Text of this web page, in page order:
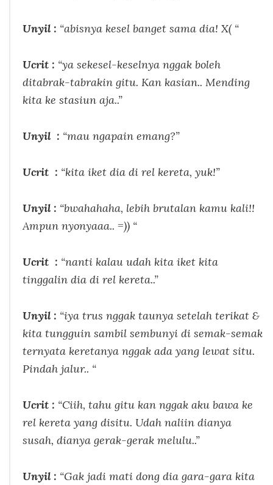
Unyil : “abisnya kesel banget sama dia! X( “
Ucrit : “ya sekesel-keselnya nggak boleh
ditabrak-tabrakin gitu. Kan kasian.. Mending
kita ke stasiun aja..”
Unyil : “mau ngapain emang?”
Ucrit : “kita iket dia di rel kereta, yuk!”
Unyil : “bwahahaha, lebih brutalan kamu kali!!
Ampun nyonyaaa.. =)) “
Ucrit : “nanti kalau udah kita iket kita
tinggalin dia di rel kereta..”
Unyil : “iya trus nggak taunya setelah terikat &
kita tungguin sambil sembunyi di semak-semak
ternyata keretanya nggak ada yang lewat situ.
Pindah jalur.. “
Ucrit : “Ciih, tahu gitu kan nggak aku bawa ke
rel kereta yang disitu. Udah naliin dianya
susah, dianya gerak-gerak melulu..”
Unyil : “Gak jadi mati dong dia gara-gara kita